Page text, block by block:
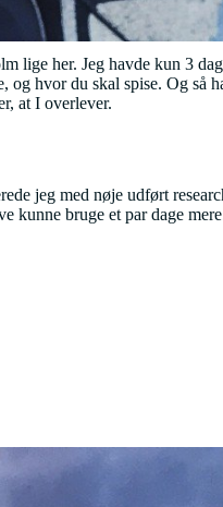
her. Jeg havde kun 3
hvor du skal spise. Og
at I overlever.
jeg med nøje udført
kunne bruge et par dage